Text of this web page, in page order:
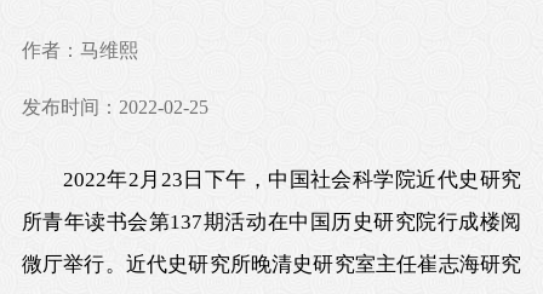
作者：马维熙
发布时间：2022-02-25
2022年2月23日下午，中国社会科学院近代史研究
所青年读书会第137期活动在中国历史研究院行成楼阅
微厅举行。近代史研究所晚清史研究室主任崔志海研究